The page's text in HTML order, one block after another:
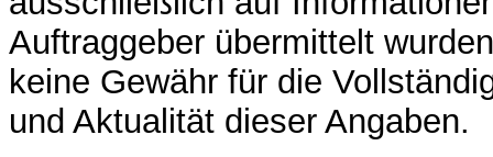
Auftraggeber übermittelt
keine Gewähr für die
und Aktualität dieser Angaben.